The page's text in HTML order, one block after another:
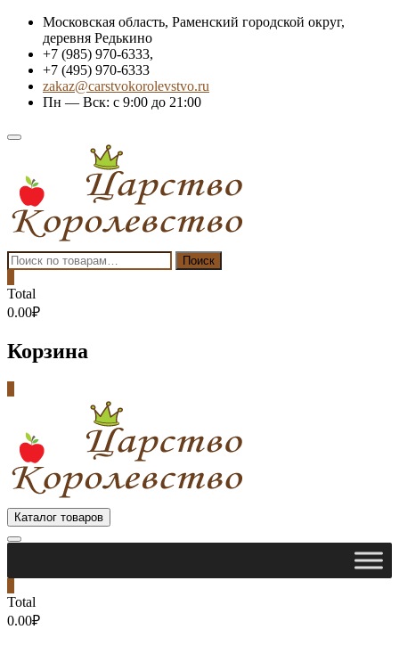
Skip
content
Московская область, Раменский городской округ,
деревня Редькино
+7 (985) 970-6333,
+7 (495) 970-6333
zakaz@carstvokorolevstvo.ru
Пн — Вск: с 9:00 до 21:00
Topbar
Искать: Поиск
Total
0.00₽
Корзина
Каталог товаров
Total
0.00₽